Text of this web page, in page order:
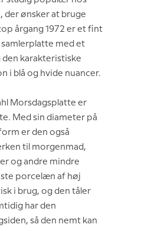
der ønsker at bruge
årgang 1972 er et fint
samlerplatte med et
den karakteristiske
i blå og hvide nuancer.
Morsdagsplatte er
Med sin diameter på
er den også
til morgenmad,
og andre mindre
porcelæn af høj
i brug, og den tåler
har den
så den nemt kan